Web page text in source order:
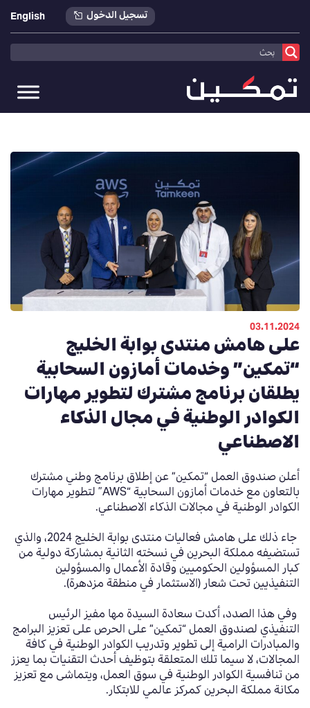
تسجيل الدخول English
تمكين>أخبارنا>
03.11.2024
على هامش منتدى بوابة الخليج
“تمكين” وخدمات أمازون السحابية
يطلقان برنامج مشترك لتطوير مهارات
الكوادر الوطنية في مجال الذكاء
الاصطناعي
أعلن صندوق العمل “تمكين” عن إطلاق برنامج وطني مشترك
بالتعاون مع خدمات أمازون السحابية“AWS” لتطوير مهارات
الكوادر الوطنية في مجالات الذكاء الاصطناعي.
جاء ذلك على هامش فعاليات منتدى بوابة الخليج 2024، والذي
تستضيفه مملكة البحرين في نسخته الثانية بمشاركة دولية من
كبار المسؤولين الحكوميين وقادة الأعمال والمسؤولين
التنفيذيين تحت شعار (الاستثمار في منطقة مزدهرة).
وفي هذا الصدد، أكدت سعادة السيدة مها مفيز الرئيس
التنفيذي لصندوق العمل “تمكين” على الحرص على تعزيز البرامج
والمبادرات الرامية إلى تطوير وتدريب الكوادر الوطنية في كافة
المجالات، لا سيما تلك المتعلقة بتوظيف أحدث التقنيات بما يعزز
من تنافسية الكوادر الوطنية في سوق العمل، ويتماشى مع تعزيز
مكانة مملكة البحرين كمركز عالمي للابتكار.